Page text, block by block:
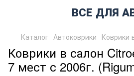
ВСЕ ДЛЯ
Каталог Автоковрики Коврики
Коврики в салон
7 мест с 2006г.